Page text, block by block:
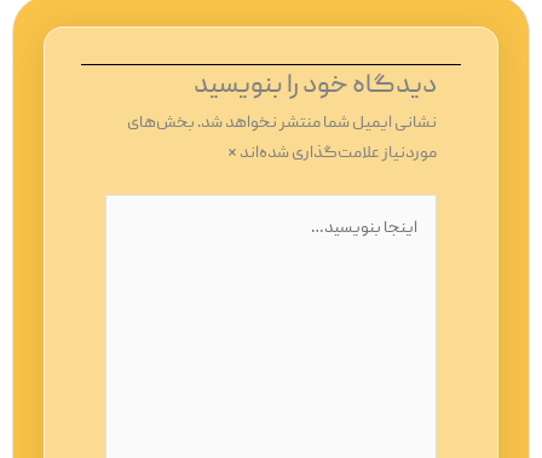
دیدگاه‌ خود را بنویسید
نشانی ایمیل شما منتشر نخواهد شد.بخش‌های
موردنیاز علامت‌گذاری شده‌اند*
بنویسید…